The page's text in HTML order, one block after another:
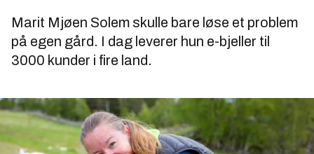
Marit Mjøen Solem skulle bare løse et problem
på egen gård. I dag leverer hun e-bjeller til
3000 kunder i fire land.